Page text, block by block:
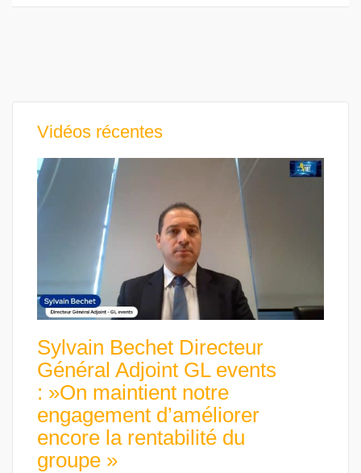
Vidéos récentes
Sylvain Bechet Directeur
Général Adjoint GL events
: »On maintient notre
engagement d’améliorer
encore la rentabilité du
groupe »